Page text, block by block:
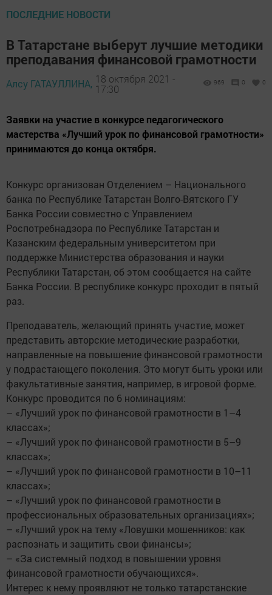
ПОСЛЕДНИЕ НОВОСТИ
В Татарстане выберут лучшие методики
преподавания финансовой грамотности
Алсу ГАТАУЛЛИНА, 18 октября 2021 -
17:30
969 0 0
Заявки на участие в конкурсе педагогического
мастерства «Лучший урок по финансовой грамотности»
принимаются до конца октября.
Конкурс организован Отделением – Национального
банка по Республике Татарстан Волго-Вятского ГУ
Банка России совместно с Управлением
Роспотребнадзора по Республике Татарстан и
Казанским федеральным университетом при
поддержке Министерства образования и науки
Республики Татарстан, об этом сообщается на сайте
Банка России. В республике конкурс проходит в пятый
раз.
Преподаватель, желающий принять участие, может
представить авторские методические разработки,
направленные на повышение финансовой грамотности
у подрастающего поколения. Это могут быть уроки или
факультативные занятия, например, в игровой форме.
Конкурс проводится по 6 номинациям:
– «Лучший урок по финансовой грамотности в 1–4
классах»;
– «Лучший урок по финансовой грамотности в 5–9
классах»;
– «Лучший урок по финансовой грамотности в 10–11
классах»;
– «Лучший урок по финансовой грамотности в
профессиональных образовательных организациях»;
– «Лучший урок на тему «Ловушки мошенников: как
распознать и защитить свои финансы»;
– «За системный подход в повышении уровня
финансовой грамотности обучающихся».
Интерес к нему проявляют не только татарстанские